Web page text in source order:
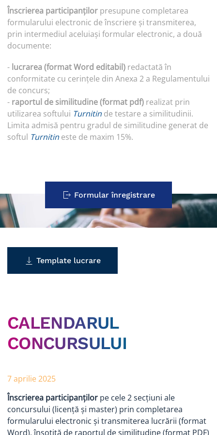
Înscrierea participanților presupune completarea
formularului electronic de înscriere și transmiterea,
prin intermediul aceluiași formular electronic, a două
documente:
- lucrarea (format Word editabil) redactată în
conformitate cu cerințele din Anexa 2 a Regulamentului
de concurs;
- raportul de similitudine (format pdf) realizat prin
utilizarea softului Turnitin de testare a similitudinii.
Limita admisă pentru gradul de similitudine generat de
softul Turnitin este de maxim 15%.
Formular înregistrare
Template lucrare
CALENDARUL
CONCURSULUI
7 aprilie 2025
Înscrierea participanților pe cele 2 secțiuni ale
concursului (licență și master) prin completarea
formularului electronic și transmiterea lucrării (format
Word), însoțită de raportul de similitudine (format PDF)